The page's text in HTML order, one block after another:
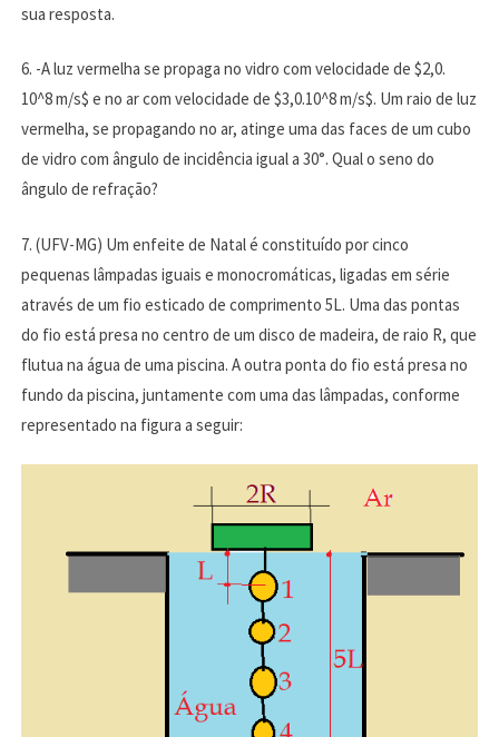
sua resposta.
6. -A luz vermelha se propaga no vidro com velocidade de $2,0.
10^8 m/s$ e no ar com velocidade de $3,0.10^8 m/s$. Um raio de luz
vermelha, se propagando no ar, atinge uma das faces de um cubo
de vidro com ângulo de incidência igual a 30°. Qual o seno do
ângulo de refração?
7. (UFV-MG) Um enfeite de Natal é constituído por cinco
pequenas lâmpadas iguais e monocromáticas, ligadas em série
através de um fio esticado de comprimento 5L. Uma das pontas
do fio está presa no centro de um disco de madeira, de raio R, que
flutua na água de uma piscina. A outra ponta do fio está presa no
fundo da piscina, juntamente com uma das lâmpadas, conforme
representado na figura a seguir: